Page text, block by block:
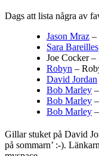
Dags att lista några av
Jason Mraz –
Sara Bareilles
Joe Cocker
Robyn –
David Jordan
Bob Marley
Bob Marley
Bob Marley
Gillar stuket på David
på sommarn’ :-).